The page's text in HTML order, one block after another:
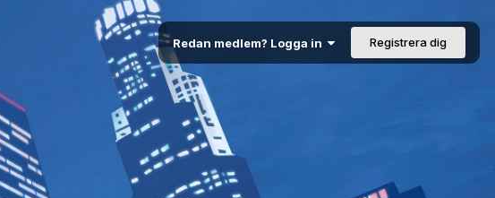
Redan medlem? Logga in Registrera dig